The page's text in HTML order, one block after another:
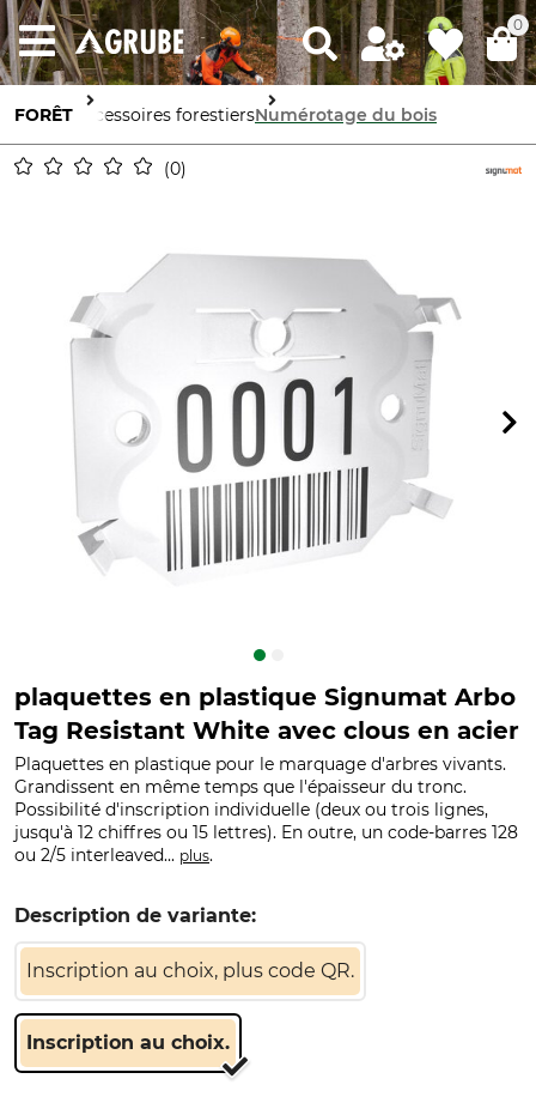
0
FORÊT Accessoires forestiersNumérotage du bois
0
plaquettes en plastique Signumat Arbo
Tag Resistant White avec clous en acier
Plaquettes en plastique pour le marquage d'arbres vivants.
Grandissent en même temps que l'épaisseur du tronc.
Possibilité d'inscription individuelle (deux ou trois lignes,
jusqu'à 12 chiffres ou 15 lettres). En outre, un code-barres 128
ou 2/5 interleaved... plus.
Description de variante:
Inscription au choix, plus code QR.
Inscription au choix.